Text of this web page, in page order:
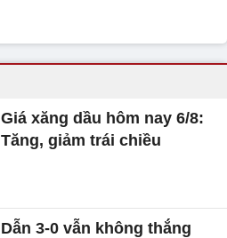
Giá xăng dầu hôm nay 6/8:
Tăng, giảm trái chiều
Dẫn 3-0 vẫn không thắng